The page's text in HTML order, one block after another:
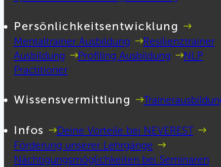
Persönlichkeitsentwicklung
Mentaltrainer Ausbildung
Resilienztrainer
Ausbildung
Profiling Ausbildung
NLP
Practitioner
Wissensvermittlung
Infos
Deine Vorteile bei NEVEREST
Förderung unserer Lehrgänge
Nächtigungsmöglichkeiten bei Seminaren